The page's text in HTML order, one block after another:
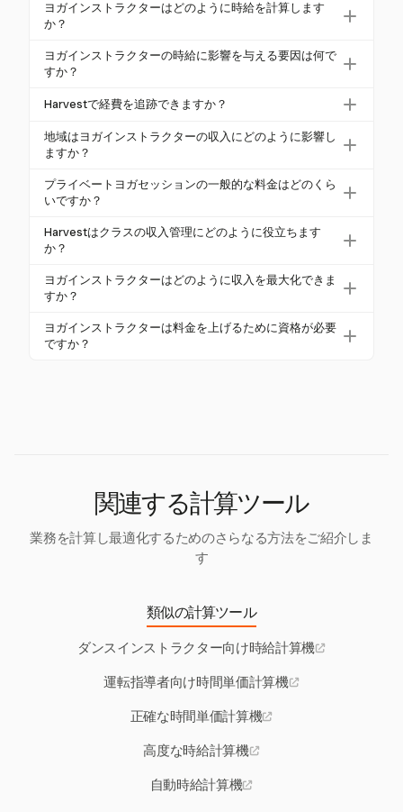
ヨガインストラクターはどのように時給を計算します
か？
ヨガインストラクターは、教える時間、準備時間、
通勤時間、旅行や保険などの経費を考慮して時給を
能な時間を追跡することで、真の収入の明確なイ
メージを提供します。
ヨガインストラクターの時給に影響を与える要因は何で
すか？
ヨガインストラクターの時給は、クラスの種類、地
ります。たとえば、プライベートセッションは一般
的に$60から$200の高い料金を請求でき、グループ
クラスは$30から$85の範囲です。
Harvestで経費を追跡できますか？
はい、Harvestはヨガインストラクターが経費を正確
に追跡できるようにします。保険、旅行、設備など
を最大化するのに役立ちます。
地域はヨガインストラクターの収入にどのように影響し
ますか？
地域はヨガインストラクターの収入に大きな影響を
与えます。バンクーバーやトロントのような大都市
ができ、人口の少ない地域では平均が低くなりま
す。Harvestは、地域ごとの収入の変動を理解するの
に役立ちます。
プライベートヨガセッションの一般的な料金はどのくら
いですか？
プライベートヨガセッションの料金は通常$60から
$200の範囲です。新しいインストラクターは$50-$7
トラクターは$100-$200以上の料金を請求できま
す。
Harvestはクラスの収入管理にどのように役立ちます
か？
Harvestは、異なるクラスの種類からの収入に関する
詳細なレポートを提供することで、ヨガインストラ
で、最も利益の高いクラスに関する洞察を提供し、
戦略的な財務計画を支援します。
ヨガインストラクターはどのように収入を最大化できま
すか？
ヨガインストラクターは、クラスの収益性に基づい
てスケジュールを最適化し、経費を効率的に管理
ヨガインストラクターは料金を上げるために資格が必要
ですか？
関連する計算ツール
業務を計算し最適化するためのさらなる方法をご紹介しま
す
類似の計算ツール
ダンスインストラクター向け時給計算機
運転指導者向け時間単価計算機
正確な時間単価計算機
高度な時給計算機
自動時給計算機